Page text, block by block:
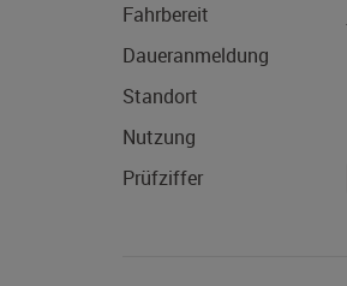
Fahrbereit
Daueranmeldung
Standort
Nutzung
Prüfziffer